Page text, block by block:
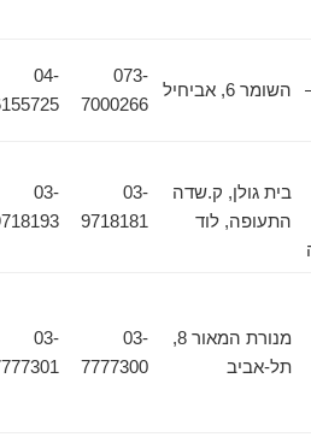
השומר 6, אביחיל
073-
7000266
04-
6155725
בית גולן, ק.שדה
התעופה, לוד
03-
9718181
03-
9718193
מנורת המאור 8,
תל-אביב
03-
7777300
03-
7777301